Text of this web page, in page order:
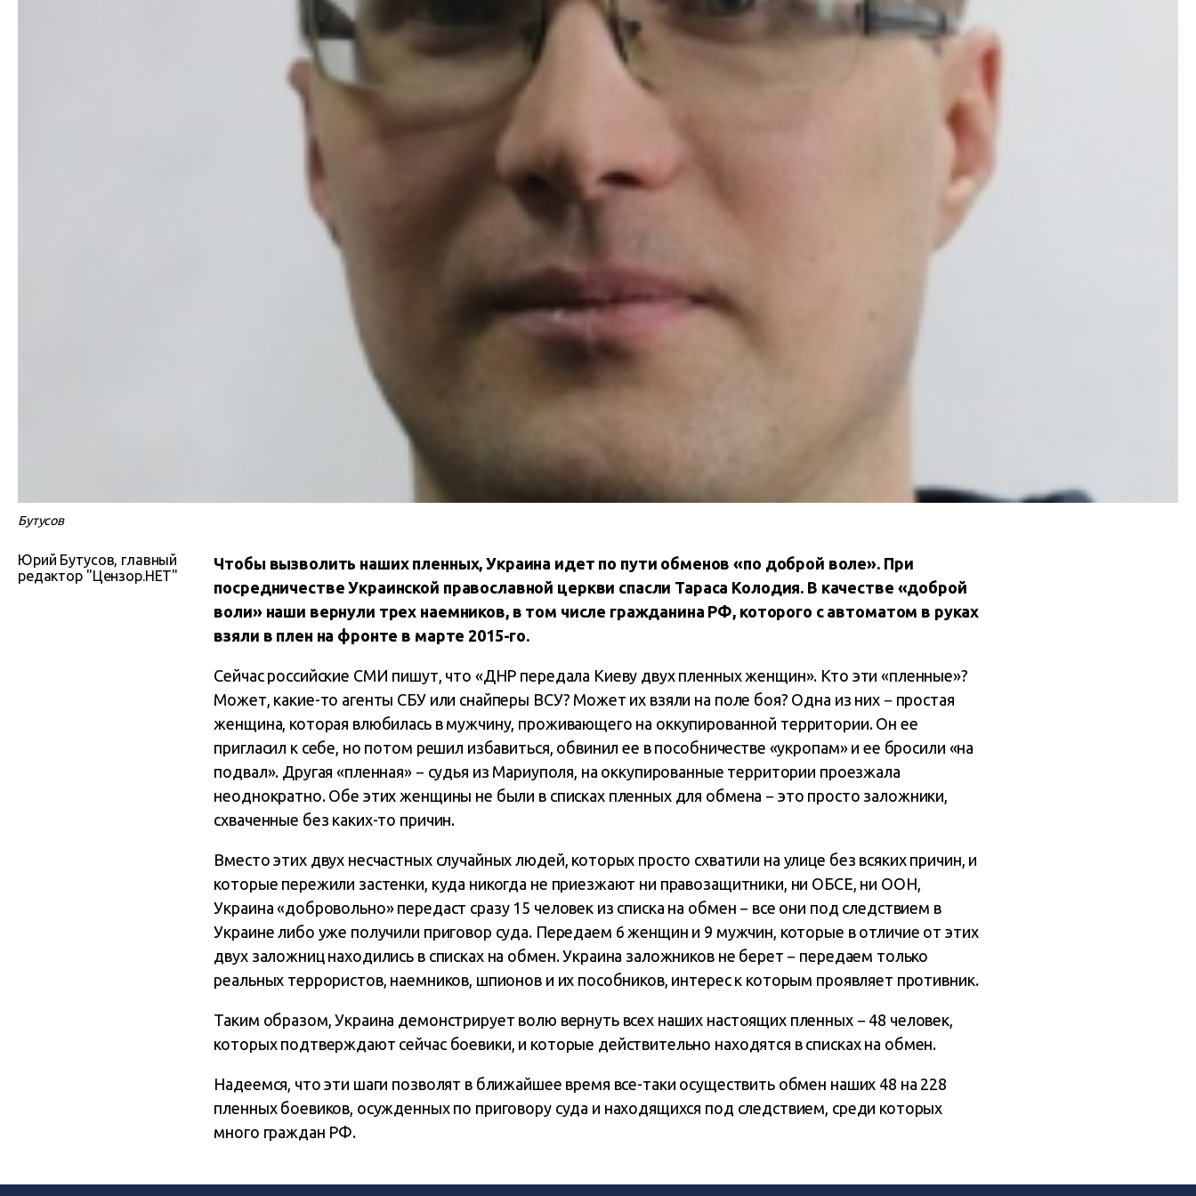
Бутусов
Юрий Бутусов, главный
редактор "Цензор.НЕТ"
Чтобы вызволить наших пленных, Украина идет по пути обменов «по доброй воле». При
посредничестве Украинской православной церкви спасли Тараса Колодия. В качестве «доброй
воли» наши вернули трех наемников, в том числе гражданина РФ, которого с автоматом в руках
взяли в плен на фронте в марте 2015-го.
Сейчас российские СМИ пишут, что «ДНР передала Киеву двух пленных женщин». Кто эти «пленные»?
Может, какие-то агенты СБУ или снайперы ВСУ? Может их взяли на поле боя? Одна из них − простая
женщина, которая влюбилась в мужчину, проживающего на оккупированной территории. Он ее
пригласил к себе, но потом решил избавиться, обвинил ее в пособничестве «укропам» и ее бросили «на
подвал». Другая «пленная» − судья из Мариуполя, на оккупированные территории проезжала
неоднократно. Обе этих женщины не были в списках пленных для обмена − это просто заложники,
схваченные без каких-то причин.
Вместо этих двух несчастных случайных людей, которых просто схватили на улице без всяких причин, и
которые пережили застенки, куда никогда не приезжают ни правозащитники, ни ОБСЕ, ни ООН,
Украина «добровольно» передаст сразу 15 человек из списка на обмен − все они под следствием в
Украине либо уже получили приговор суда. Передаем 6 женщин и 9 мужчин, которые в отличие от этих
двух заложниц находились в списках на обмен. Украина заложников не берет − передаем только
реальных террористов, наемников, шпионов и их пособников, интерес к которым проявляет противник.
Таким образом, Украина демонстрирует волю вернуть всех наших настоящих пленных − 48 человек,
которых подтверждают сейчас боевики, и которые действительно находятся в списках на обмен.
Надеемся, что эти шаги позволят в ближайшее время все-таки осуществить обмен наших 48 на 228
пленных боевиков, осужденных по приговору суда и находящихся под следствием, среди которых
много граждан РФ.